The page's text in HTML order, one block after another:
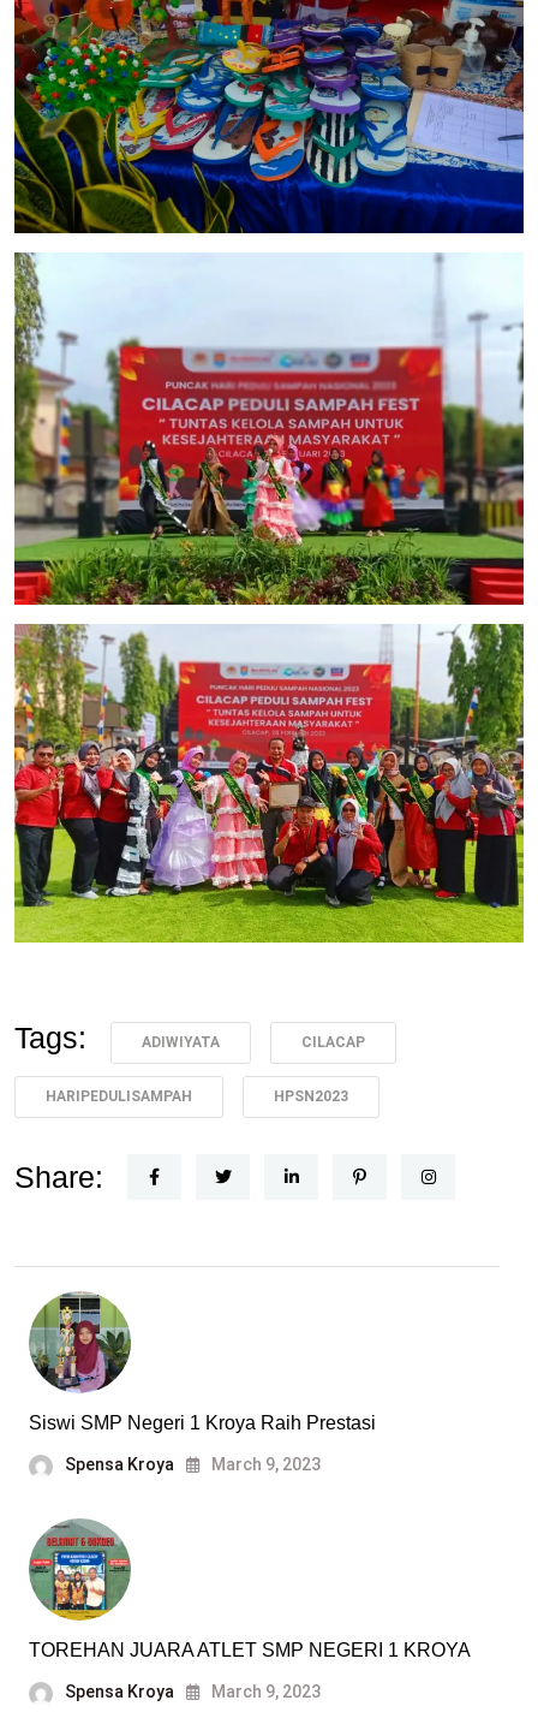
Tags: ADIWIYATA CILACAP
HARIPEDULISAMPAH HPSN2023
Share:
Siswi SMP Negeri 1 Kroya Raih Prestasi
Spensa Kroya March 9, 2023
TOREHAN JUARA ATLET SMP NEGERI 1 KROYA
Spensa Kroya March 9, 2023